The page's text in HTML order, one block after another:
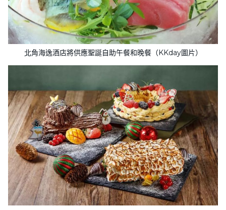
北角海逸酒店將供應聖誕自助午餐和晚餐（KKday圖片）